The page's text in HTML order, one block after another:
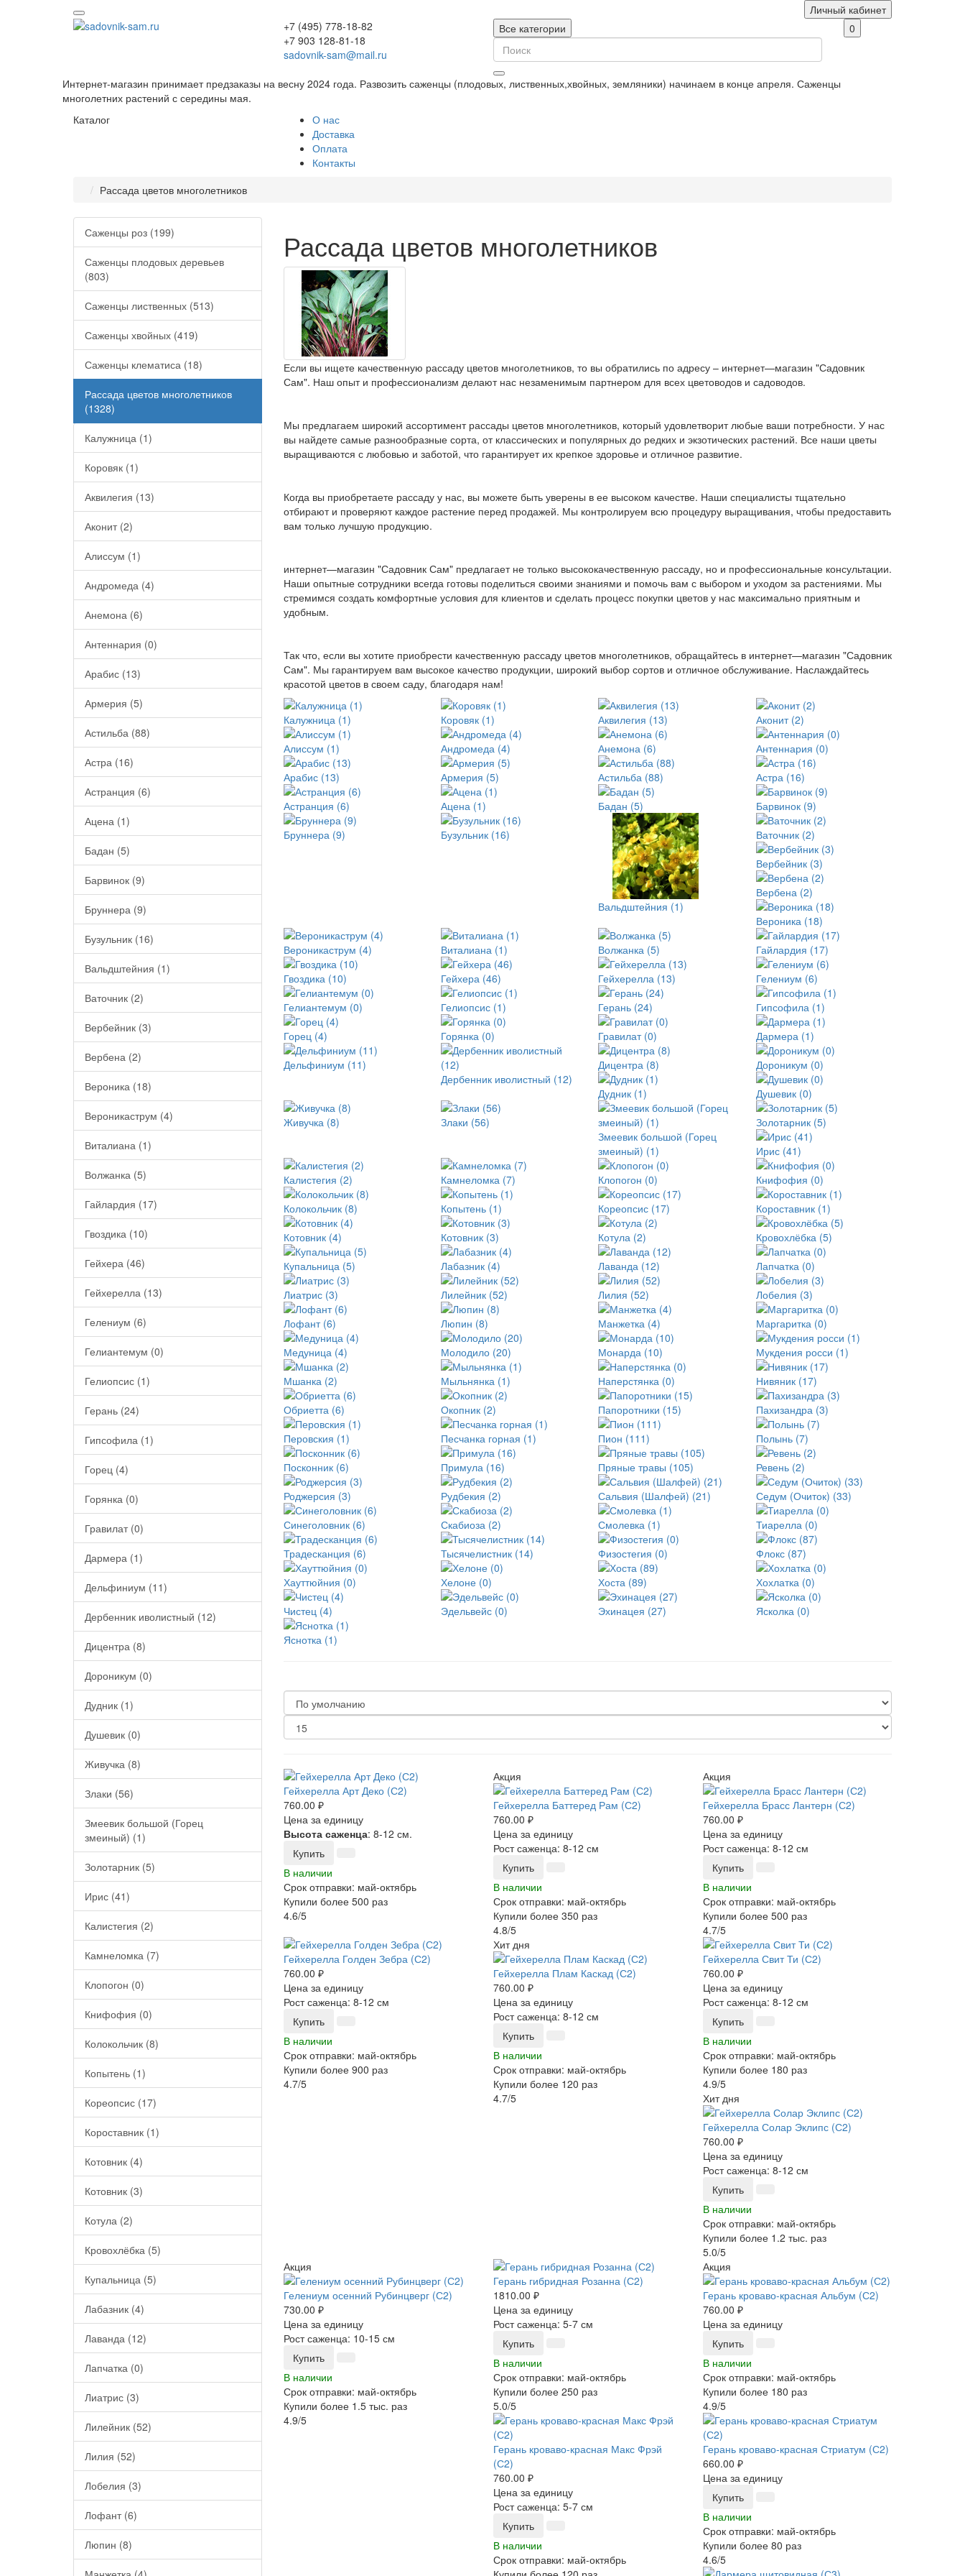
Личный кабинет
+7 (495) 778-18-82
+7 903 128-81-18
sadovnik-sam@mail.ru
0
Все категории
Интернет-магазин принимает предзаказы на весну 2024 года. Развозить саженцы (плодовых, лиственных,хвойных, земляники) начинаем в конце апреля. Саженцы
многолетних растений с середины мая.
Каталог
О нас
Доставка
Оплата
Контакты
Рассада цветов многолетников
Саженцы роз (199)
Саженцы плодовых деревьев
(803)
Саженцы лиственных (513)
Саженцы хвойных (419)
Саженцы клематиса (18)
Рассада цветов многолетников
(1328)
Калужница (1)
Коровяк (1)
Аквилегия (13)
Аконит (2)
Алиссум (1)
Андромеда (4)
Анемона (6)
Антеннария (0)
Арабис (13)
Армерия (5)
Астильба (88)
Астра (16)
Астранция (6)
Ацена (1)
Бадан (5)
Барвинок (9)
Бруннера (9)
Бузульник (16)
Вальдштейния (1)
Ваточник (2)
Вербейник (3)
Вербена (2)
Вероника (18)
Вероникаструм (4)
Виталиана (1)
Волжанка (5)
Гайлардия (17)
Гвоздика (10)
Гейхера (46)
Гейхерелла (13)
Гелениум (6)
Гелиантемум (0)
Гелиопсис (1)
Герань (24)
Гипсофила (1)
Горец (4)
Горянка (0)
Гравилат (0)
Дармера (1)
Дельфиниум (11)
Дербенник иволистный (12)
Дицентра (8)
Дороникум (0)
Дудник (1)
Душевик (0)
Живучка (8)
Злаки (56)
Змеевик большой (Горец
змеиный) (1)
Золотарник (5)
Ирис (41)
Калистегия (2)
Камнеломка (7)
Клопогон (0)
Книфофия (0)
Колокольчик (8)
Копытень (1)
Кореопсис (17)
Короставник (1)
Котовник (4)
Котовник (3)
Котула (2)
Кровохлёбка (5)
Купальница (5)
Лабазник (4)
Лаванда (12)
Лапчатка (0)
Лиатрис (3)
Лилейник (52)
Лилия (52)
Лобелия (3)
Лофант (6)
Люпин (8)
Рассада цветов многолетников
Если вы ищете качественную рассаду цветов многолетников, то вы обратились по адресу – интернет—магазин "Садовник
Сам". Наш опыт и профессионализм делают нас незаменимым партнером для всех цветоводов и садоводов.
Мы предлагаем широкий ассортимент рассады цветов многолетников, который удовлетворит любые ваши потребности. У нас
вы найдете самые разнообразные сорта, от классических и популярных до редких и экзотических растений. Все наши цветы
выращиваются с любовью и заботой, что гарантирует их крепкое здоровье и отличное развитие.
Когда вы приобретаете рассаду у нас, вы можете быть уверены в ее высоком качестве. Наши специалисты тщательно
отбирают и проверяют каждое растение перед продажей. Мы контролируем всю процедуру выращивания, чтобы предоставить
вам только лучшую продукцию.
интернет—магазин "Садовник Сам" предлагает не только высококачественную рассаду, но и профессиональные консультации.
Наши опытные сотрудники всегда готовы поделиться своими знаниями и помочь вам с выбором и уходом за растениями. Мы
стремимся создать комфортные условия для клиентов и сделать процесс покупки цветов у нас максимально приятным и
удобным.
Так что, если вы хотите приобрести качественную рассаду цветов многолетников, обращайтесь в интернет—магазин "Садовник
Сам". Мы гарантируем вам высокое качество продукции, широкий выбор сортов и отличное обслуживание. Наслаждайтесь
красотой цветов в своем саду, благодаря нам!
Калужница (1) Коровяк (1) Аквилегия (13)
Аконит (2)
Алиссум (1)
Андромеда (4) Анемона (6)
Антеннария (0)
Арабис (13)
Армерия (5) Астильба (88)
Астра (16)
Астранция (6)
Ацена (1) Бадан (5)
Барвинок (9)
Бруннера (9)
Бузульник (16)
Вальдштейния (1)
Ваточник (2)
Вербейник (3)
Вербена (2)
Вероника (18)
Вероникаструм (4)
Виталиана (1) Волжанка (5)
Гайлардия (17)
Гвоздика (10)
Гейхера (46) Гейхерелла (13)
Гелениум (6)
Гелиантемум (0)
Гелиопсис (1) Герань (24)
Гипсофила (1)
Горец (4)
Горянка (0) Гравилат (0)
Дармера (1)
Дельфиниум (11)
Дербенник иволистный (12)
Дицентра (8)
Дороникум (0)
Дудник (1)
Душевик (0)
Живучка (8)
Злаки (56)
Змеевик большой (Горец
змеиный) (1)
Золотарник (5)
Ирис (41)
Калистегия (2)
Камнеломка (7) Клопогон (0)
Книфофия (0)
Колокольчик (8)
Копытень (1) Кореопсис (17)
Короставник (1)
Котовник (4)
Котовник (3) Котула (2)
Кровохлёбка (5)
Купальница (5)
Лабазник (4) Лаванда (12)
Лапчатка (0)
Лиатрис (3)
Лилейник (52) Лилия (52)
Лобелия (3)
Лофант (6)
Люпин (8) Манжетка (4)
Маргаритка (0)
Медуница (4)
Молодило (20) Монарда (10)
Мукдения росси (1)
Мшанка (2)
Мыльнянка (1) Наперстянка (0)
Нивяник (17)
Обриетта (6)
Окопник (2) Папоротники (15)
Пахизандра (3)
Перовския (1)
Песчанка горная (1) Пион (111)
Полынь (7)
Посконник (6)
Примула (16) Пряные травы (105)
Ревень (2)
Роджерсия (3)
Рудбекия (2) Сальвия (Шалфей) (21)
Седум (Очиток) (33)
Синеголовник (6)
Скабиоза (2) Смолевка (1)
Тиарелла (0)
Традесканция (6)
Тысячелистник (14) Физостегия (0)
Флокс (87)
Хауттюйния (0)
Хелоне (0) Хоста (89)
Хохлатка (0)
Чистец (4)
Эдельвейс (0) Эхинацея (27)
Ясколка (0)
Яснотка (1)
Гейхерелла Арт Деко (С2)
760.00 ₽
Цена за единицу
Высота саженца: 8-12 см.
Купить
В наличии
Срок отправки: май-октябрь
Купили более 500 раз
4.6/5
Акция
Гейхерелла Баттеред Рам (С2)
760.00 ₽
Цена за единицу
Рост саженца: 8-12 см
Купить
В наличии
Срок отправки: май-октябрь
Купили более 350 раз
4.8/5
Акция
Гейхерелла Брасс Лантерн (С2)
760.00 ₽
Цена за единицу
Рост саженца: 8-12 см
Купить
В наличии
Срок отправки: май-октябрь
Купили более 500 раз
4.7/5
Гейхерелла Голден Зебра (С2)
760.00 ₽
Цена за единицу
Рост саженца: 8-12 см
Купить
В наличии
Срок отправки: май-октябрь
Купили более 900 раз
4.7/5
Хит дня
Гейхерелла Плам Каскад (С2)
760.00 ₽
Цена за единицу
Рост саженца: 8-12 см
Купить
В наличии
Срок отправки: май-октябрь
Купили более 120 раз
4.7/5
Гейхерелла Свит Ти (С2)
760.00 ₽
Цена за единицу
Рост саженца: 8-12 см
Купить
В наличии
Срок отправки: май-октябрь
Купили более 180 раз
4.9/5
Хит дня
Гейхерелла Солар Эклипс (С2)
760.00 ₽
Цена за единицу
Рост саженца: 8-12 см
Купить
В наличии
Срок отправки: май-октябрь
Купили более 1.2 тыс. раз
5.0/5
Акция
Гелениум осенний Рубинцверг (С2)
730.00 ₽
Цена за единицу
Рост саженца: 10-15 см
Купить
В наличии
Срок отправки: май-октябрь
Купили более 1.5 тыс. раз
4.9/5
Герань гибридная Розанна (С2)
1810.00 ₽
Цена за единицу
Рост саженца: 5-7 см
Купить
В наличии
Срок отправки: май-октябрь
Купили более 250 раз
5.0/5
Акция
Герань кроваво-красная Альбум (С2)
760.00 ₽
Цена за единицу
Купить
В наличии
Срок отправки: май-октябрь
Купили более 180 раз
4.9/5
Герань кроваво-красная Макс Фрэй
(С2)
760.00 ₽
Цена за единицу
Рост саженца: 5-7 см
Купить
В наличии
Срок отправки: май-октябрь
Герань кроваво-красная Стриатум (С2)
660.00 ₽
Цена за единицу
Купить
В наличии
Срок отправки: май-октябрь
Купили более 80 раз
4.6/5